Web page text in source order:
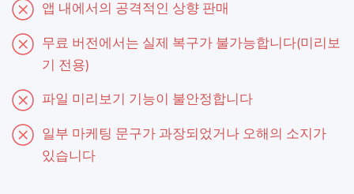
앱 내에서의 공격적인 상향 판매
무료 버전에서는 실제 복구가 불가능합니다(미리보
기 전용)
파일 미리보기 기능이 불안정합니다
일부 마케팅 문구가 과장되었거나 오해의 소지가
있습니다